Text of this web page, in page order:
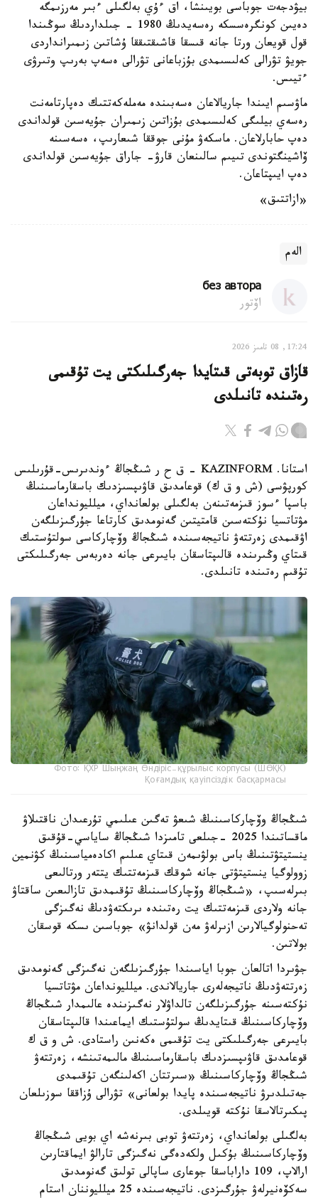
بيۋدجەت جوباسى بويىنشا، اق ءۇي بەلگىلى ءبىر مەرزىمگە
دەيىن كونگرەسسكە رەسەيدىڭ 1980 - جىلداردىڭ سوڭىندا
قول قويعان ورتا جانە قىسقا قاشىقتىققا ۇشاتىن زىمىرانداردى
جويۋ تۋرالى كەلىسىمدى بۇزباعانى تۋرالى ەسەپ بەرىپ وتىرۋى
ءتيىس.
ماۋسىم ايىندا جاريالاعان ەسەبىندە مەملەكەتتىك دەپارتامەنت
رەسەي بيلىگى كەلىسىمدى بۇزاتىن زىمىران جۇيەسىن قولداندى
دەپ حابارلاعان. ماسكەۋ مۇنى جوققا شىعارىپ، ەسەسىنە
ۆاشينگتوندى تىيىم سالىنعان قارۋ- جاراق جۇيەسىن قولداندى
دەپ ايىپتاعان.
«ازاتتىق»
الەم
без автора
اۆتور
17:24, 08 تامىز 2026
قازاق توبەتى قىتايدا جەرگىلىكتى يت تۇقىمى
رەتىندە تانىلدى
استانا. KAZINFORM – ق ح ر شىڭجاڭ ءوندىرىس-قۇرىلىس
كورپۋسى (ش و ق ك) قوعامدىق قاۋىپسىزدىك باسقارماسىنىڭ
باسپا ءسوز قىزمەتىنەن بەلگىلى بولعانداي، ميلليونداعان
مۋتاتسيا نۇكتەسىن قامتيتىن گەنومدىق كارتاعا جۇرگىزىلگەن
اۋقىمدى زەرتتەۋ ناتيجەسىندە شىڭجاڭ وۆچاركاسى سولتۇستىك
قىتاي وڭىرىندە قالىپتاسقان بايىرعى جانە دەربەس جەرگىلىكتى
تۇقىم رەتىندە تانىلدى.
Фото: ҚХР Шыңжаң Өндіріс-құрылыс корпусы (ШӨҚК)
Қоғамдық қауіпсіздік басқармасы
شىڭجاڭ وۆچاركاسىنىڭ شىعۋ تەگىن عىلىمي تۇرعىدان ناقتىلاۋ
ماقساتىندا 2025 -جىلعى تامىزدا شىڭجاڭ ساياسي-قۇقىق
ينستيتۋتىنىڭ باس بولۋىمەن قىتاي عىلىم اكادەمياسىنىڭ كۋنمين
زوولوگيا ينستيتۋتى جانە شوقك قىزمەتتىك يتتەر ورتالىعى
بىرلەسىپ، «شىڭجاڭ وۆچاركاسىنىڭ تۇقىمدىق تازالىعىن ساقتاۋ
جانە ولاردى قىزمەتتىك يت رەتىندە ىرىكتەۋدىڭ نەگىزگى
تەحنولوگيالارىن ازىرلەۋ مەن قولدانۋ» جوباسىن ىسكە قوسقان
بولاتىن.
جۋىردا اتالعان جوبا اياسىندا جۇرگىزىلگەن نەگىزگى گەنومدىق
زەرتتەۋدىڭ ناتيجەلەرى جاريالاندى. ميلليونداعان مۋتاتسيا
نۇكتەسىنە جۇرگىزىلگەن تالداۋلار نەگىزىندە عالىمدار شىڭجاڭ
وۆچاركاسىنىڭ قىتايدىڭ سولتۇستىك ايماعىندا قالىپتاسقان
بايىرعى جەرگىلىكتى يت تۇقىمى ەكەنىن راستادى. ش و ق ك
قوعامدىق قاۋىپسىزدىك باسقارماسىنىڭ مالىمەتىنشە، زەرتتەۋ
شىڭجاڭ وۆچاركاسىنىڭ «سىرتتان اكەلىنگەن تۇقىمدى
جەتىلدىرۋ ناتيجەسىندە پايدا بولعانى» تۋرالى ۇزاققا سوزىلعان
پىكىرتالاسقا نۇكتە قويىلدى.
بەلگىلى بولعانداي، زەرتتەۋ توبى بىرنەشە اي بويى شىڭجاڭ
وۆچاركاسىنىڭ بۇكىل ولكەدەگى نەگىزگى تارالۋ ايماقتارىن
ارالاپ، 109 داراباسقا جوعارى ساپالى تولىق گەنومدىق
سەكۆەنيرلەۋ جۇرگىزدى. ناتيجەسىندە 25 ميلليوننان استام